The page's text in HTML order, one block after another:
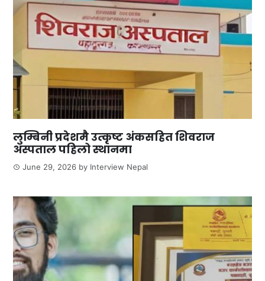
लुम्बिनी प्रदेशमै उत्कृष्ट अंकसहित शिवराज
अस्पताल पहिलो स्थानमा
June 29, 2026 by Interview Nepal